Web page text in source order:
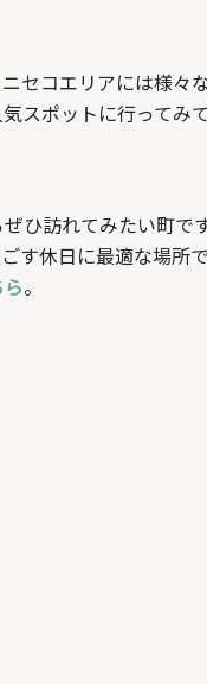
セコエリアには様々
スポットに行ってみ
ひ訪れてみたい町で
す休日に最適な場所
。